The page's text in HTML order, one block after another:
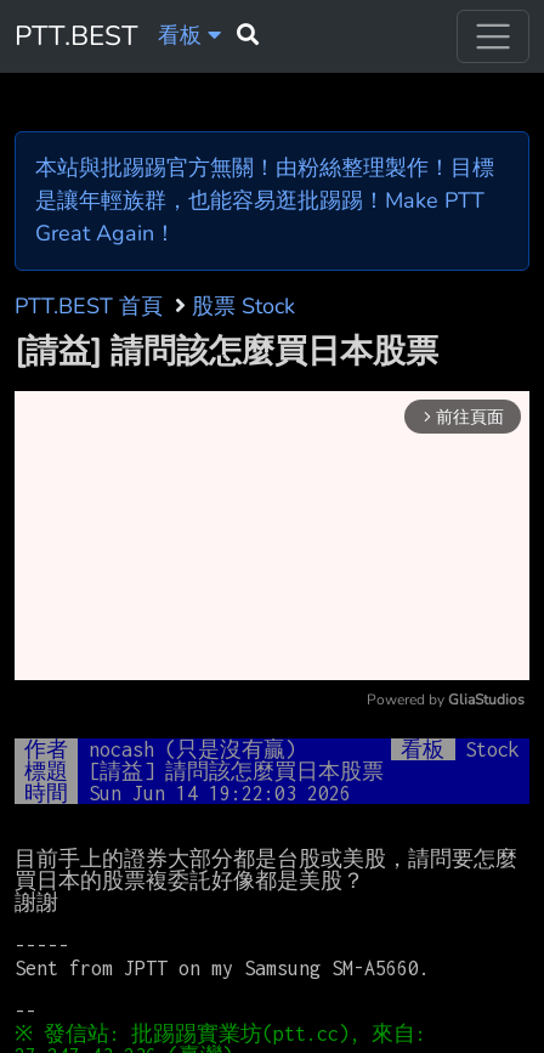
PTT.BEST 看板
本站與批踢踢官方無關！由粉絲整理製作！目標
是讓年輕族群，也能容易逛批踢踢！Make PTT
Great Again！
PTT.BEST 首頁 股票 Stock
[請益] 請問該怎麼買日本股票
arrow_forward_ios 前往頁面
Mute
Powered by GliaStudios
作者 nocash (只是沒有贏) 看板
Stock
標題
[請益] 請問該怎麼買日本股票
時間
Sun Jun 14 19:22:03 2026
目前手上的證券大部分都是台股或美股，請問要怎麼
買日本的股票複委託好像都是美股？
謝謝
-----
Sent from JPTT on my Samsung SM-A5660.
※ 發信站: 批踢踢實業坊(ptt.cc), 來自: